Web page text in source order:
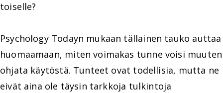
toiselle?
Psychology Todayn mukaan tällainen tauko auttaa
huomaamaan, miten voimakas tunne voisi muuten
ohjata käytöstä. Tunteet ovat todellisia, mutta ne
eivät aina ole täysin tarkkoja tulkintoja